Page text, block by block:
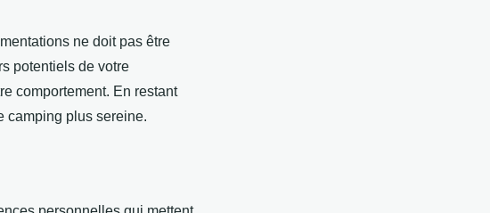
ne doit pas être
potentiels de votre
comportement. En restant
camping plus sereine.